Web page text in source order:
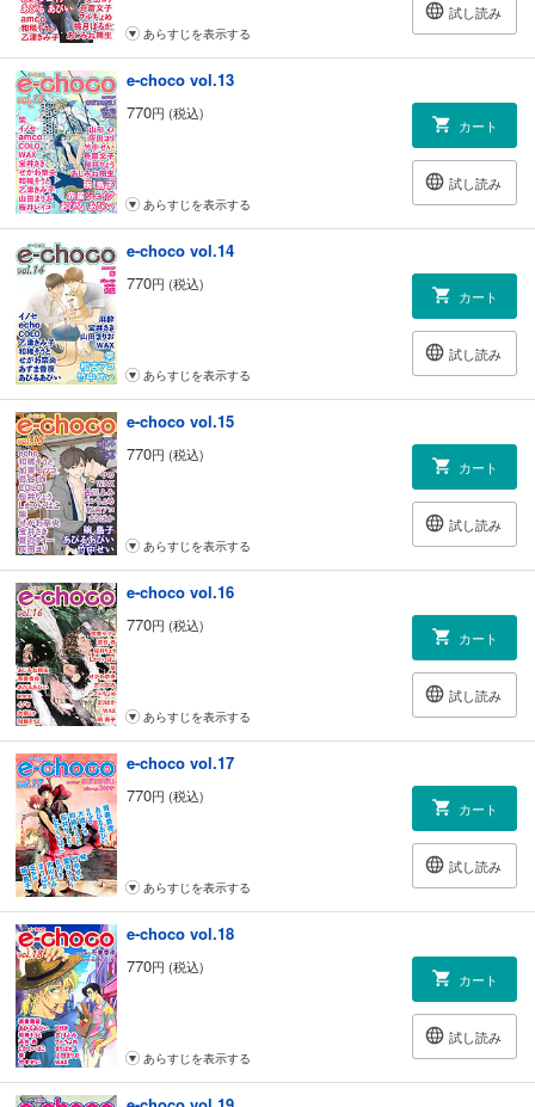
試し読み
あらすじを表示する
e-choco vol.13
770円 (税込)
カート
試し読み
あらすじを表示する
e-choco vol.14
770円 (税込)
カート
試し読み
あらすじを表示する
e-choco vol.15
770円 (税込)
カート
試し読み
あらすじを表示する
e-choco vol.16
770円 (税込)
カート
試し読み
あらすじを表示する
e-choco vol.17
770円 (税込)
カート
試し読み
あらすじを表示する
e-choco vol.18
770円 (税込)
カート
試し読み
あらすじを表示する